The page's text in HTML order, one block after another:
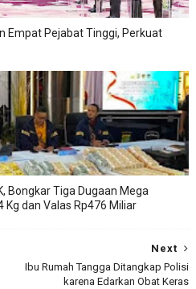
Empat Pejabat Tinggi, Perkuat
Bongkar Tiga Dugaan Mega
Kg dan Valas Rp476 Miliar
Next
Ibu Rumah Tangga Ditangkap Polisi
karena Edarkan Obat Keras